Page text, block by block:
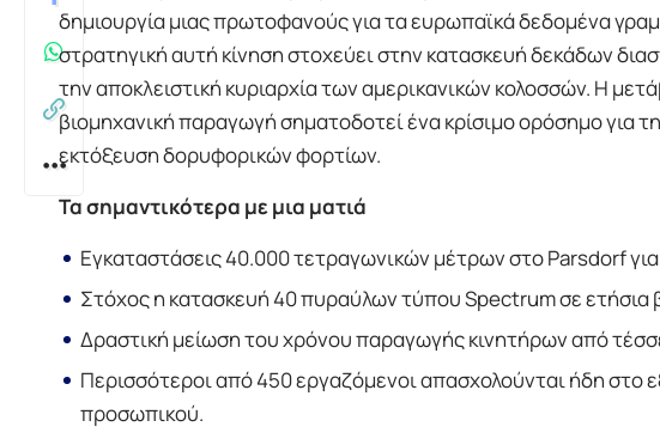
δημιουργία μιας πρωτοφανούς για τα ευρωπαϊκά δεδομένα
στρατηγική αυτή κίνηση στοχεύει στην κατασκευή δεκάδων
την αποκλειστική κυριαρχία των αμερικανικών κολοσσών. Η
βιομηχανική παραγωγή σηματοδοτεί ένα κρίσιμο ορόσημο για
εκτόξευση δορυφορικών φορτίων.
Τα σημαντικότερα με μια ματιά
Εγκαταστάσεις 40.000 τετραγωνικών μέτρων στο Parsdorf
Στόχος η κατασκευή 40 πυραύλων τύπου Spectrum σε ετήσια
Δραστική μείωση του χρόνου παραγωγής κινητήρων από
Περισσότεροι από 450 εργαζόμενοι απασχολούνται ήδη στο
προσωπικού.